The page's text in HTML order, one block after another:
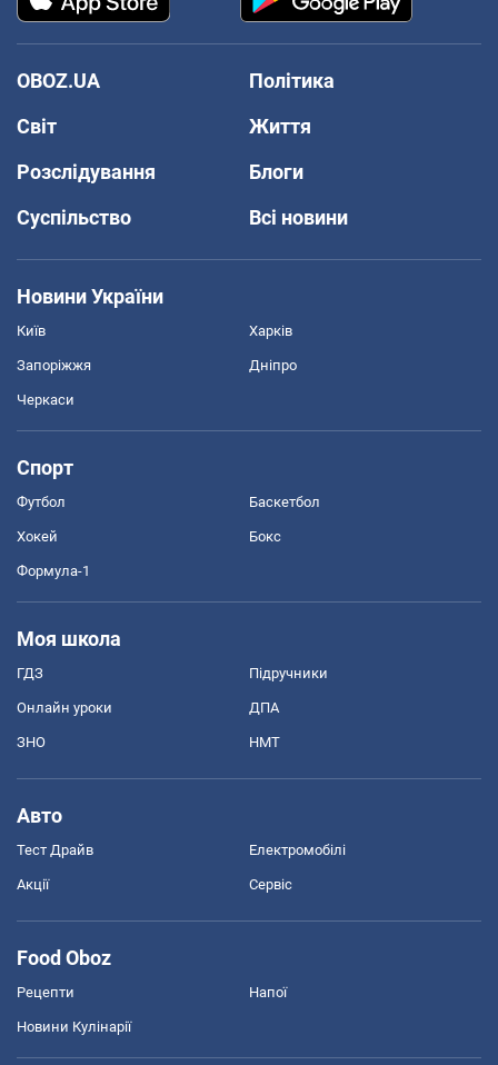
OBOZ.UA
Політика
Світ
Життя
Розслідування
Блоги
Суспільство
Всі новини
Новини України
Київ Харків
Запоріжжя Дніпро
Черкаси
Спорт
Футбол Баскетбол
Хокей Бокс
Формула-1
Моя школа
ГДЗ Підручники
Онлайн уроки ДПА
ЗНО НМТ
Авто
Тест Драйв Електромобілі
Акції Сервіс
Food Oboz
Рецепти Напої
Новини Кулінарії